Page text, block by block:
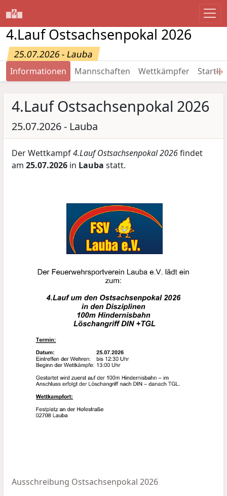
4.Lauf Ostsachsenpokal 2026
25.07.2026 - Lauba
Informationen Mannschaften Wettkämpfer →
4.Lauf Ostsachsenpokal 2026
25.07.2026 - Lauba
Der Wettkampf4.Lauf Ostsachsenpokal 2026findet
am25.07.2026 in Lauba statt.
Ausschreibung Ostsachsenpokal 2026